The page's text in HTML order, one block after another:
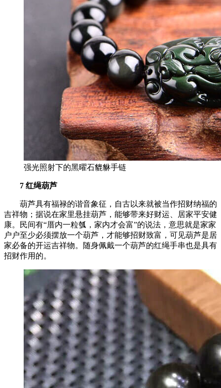
强光照射下的黑曜石貔貅手链
7 红绳葫芦
葫芦具有福禄的谐音象征，自古以来就被当作招财纳福的
吉祥物；据说在家里悬挂葫芦，能够带来好财运、居家平安健
康。民间有“厝内一粒瓠，家内才会富”的说法，意思就是家家
户户至少必须摆放一个葫芦，才能够招财致富，可见葫芦是居
家必备的开运吉祥物。随身佩戴一个葫芦的红绳手串也是具有
招财作用的。